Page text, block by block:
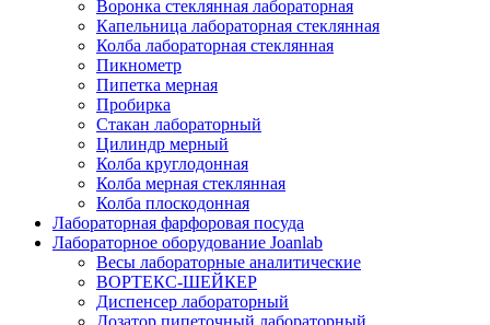
Воронка стеклянная лабораторная
Капельница лабораторная стеклянная
Колба лабораторная стеклянная
Пикнометр
Пипетка мерная
Пробирка
Стакан лабораторный
Цилиндр мерный
Колба круглодонная
Колба мерная стеклянная
Колба плоскодонная
Лабораторная фарфоровая посуда
Лабораторное оборудование Joanlab
Весы лабораторные аналитические
ВОРТЕКС-ШЕЙКЕР
Диспенсер лабораторный
Дозатор пипеточный лабораторный